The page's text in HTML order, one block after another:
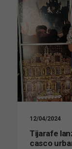
12/04/2024
Tijarafe
casco